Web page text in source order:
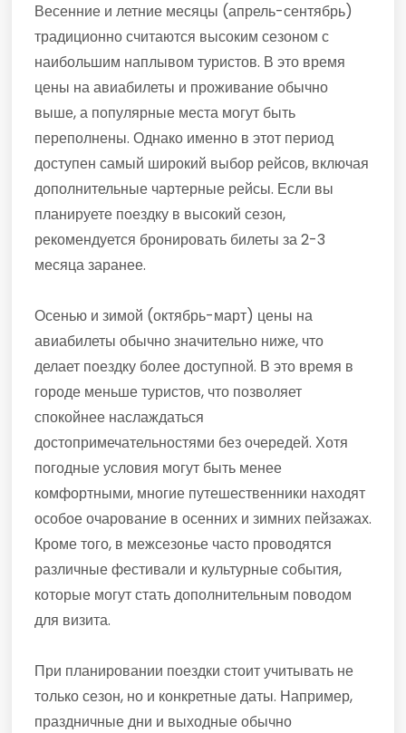
Весенние и летние месяцы (апрель-сентябрь)
традиционно считаются высоким сезоном с
наибольшим наплывом туристов. В это время
цены на авиабилеты и проживание обычно
выше, а популярные места могут быть
переполнены. Однако именно в этот период
доступен самый широкий выбор рейсов, включая
дополнительные чартерные рейсы. Если вы
планируете поездку в высокий сезон,
рекомендуется бронировать билеты за 2-3
месяца заранее.
Осенью и зимой (октябрь-март) цены на
авиабилеты обычно значительно ниже, что
делает поездку более доступной. В это время в
городе меньше туристов, что позволяет
спокойнее наслаждаться
достопримечательностями без очередей. Хотя
погодные условия могут быть менее
комфортными, многие путешественники находят
особое очарование в осенних и зимних пейзажах.
Кроме того, в межсезонье часто проводятся
различные фестивали и культурные события,
которые могут стать дополнительным поводом
для визита.
При планировании поездки стоит учитывать не
только сезон, но и конкретные даты. Например,
праздничные дни и выходные обычно